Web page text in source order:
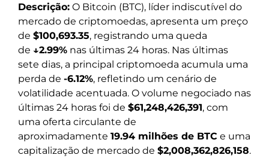
Descrição: O Bitcoin (BTC), líder indiscutível do
mercado de criptomoedas, apresenta um preço
de $100,693.35, registrando uma queda
de ↓2.99% nas últimas 24 horas. Nas últimas
sete dias, a principal criptomoeda acumula uma
perda de -6.12%, refletindo um cenário de
volatilidade acentuada. O volume negociado nas
últimas 24 horas foi de $61,248,426,391, com
uma oferta circulante de
aproximadamente 19.94 milhões de BTC e uma
capitalização de mercado de $2,008,362,826,158.